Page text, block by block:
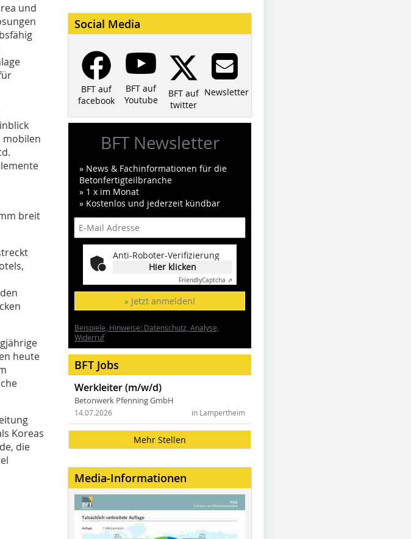
und
mobilen
breit
heute
Koreas
die
Social Media
BFT auf
facebook
BFT auf
Youtube
BFT auf
twitter
Newsletter
BFT Newsletter
» News & Fachinformationen für die
Betonfertigteilbranche
» 1 x im Monat
» Kostenlos und jederzeit kündbar
Anti-Roboter-Verifizierung
Hier klicken
FriendlyCaptcha ⇗
» Jetzt anmelden!
Beispiele, Hinweise: Datenschutz, Analyse,
Widerruf
BFT Jobs
Werkleiter (m/w/d)
Betonwerk Pfenning GmbH
in Lampertheim
14.07.2026
Mehr Stellen
Media-Informationen